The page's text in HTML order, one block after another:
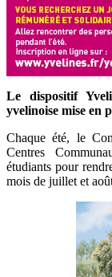
Le dispositif
yvelinoise mise en
Chaque été, le
Centres
étudiants pour
mois de juillet et